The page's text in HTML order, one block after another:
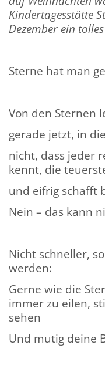
Kindertagesstätte
Dezember ein
Sterne hat man
Von den Sternen
gerade jetzt, in
nicht, dass jeder
kennt, die
und eifrig schafft
Nein – das kann
Nicht schneller,
werden:
Gerne wie die
immer zu eilen,
sehen
Und mutig deine